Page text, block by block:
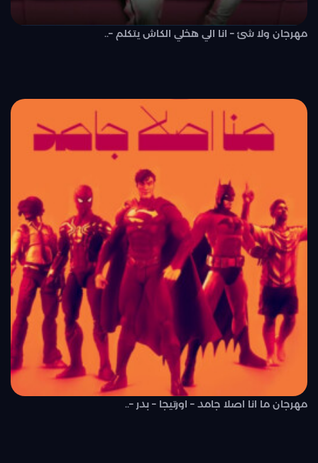
مهرجان ولا شئ – انا الي هخلي الكاش يتكلم –..
مهرجان ما انا اصلا جامد – اورتيجا – بدر –..